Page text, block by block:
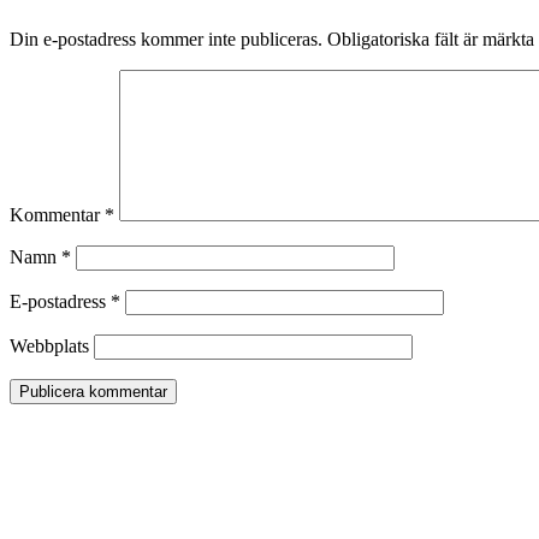
Din e-postadress kommer inte publiceras. Obligatoriska fält är märkta
Kommentar *
Namn *
E-postadress *
Webbplats